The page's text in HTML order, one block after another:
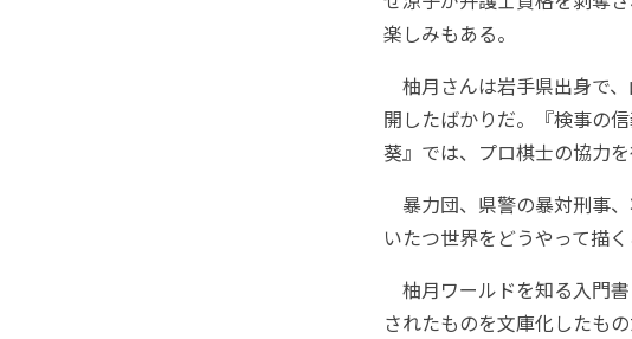
楽しみもある。
柚月さんは岩手県出身で
開したばかりだ。『検事の
葵』では、プロ棋士の協力
暴力団、県警の暴対刑事
いたつ世界をどうやって描
柚月ワールドを知る入門
されたものを文庫化したもの